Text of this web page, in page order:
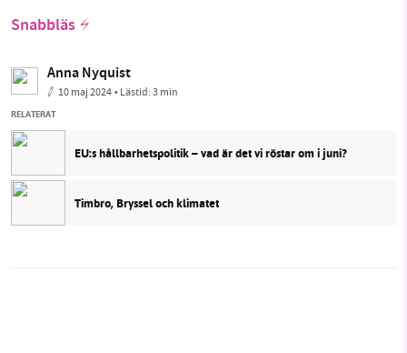
Snabbläs
Anna Nyquist
10 maj 2024• Lästid:3 min
RELATERAT
EU:s hållbarhetspolitik – vad är det vi röstar om i juni?
Timbro, Bryssel och klimatet